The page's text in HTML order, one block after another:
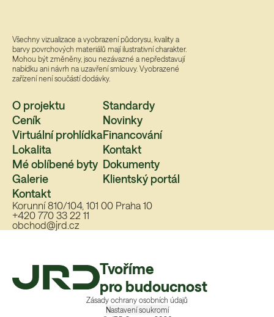
Všechny vizualizace a vyobrazení půdorysu, kvality a
barvy povrchových materiálů mají ilustrativní charakter.
Mohou být změněny, jsou nezávazné a nepředstavují
nabídku ani návrh na uzavření smlouvy. Vyobrazené
zařízení není součástí dodávky.
O projektu
Ceník
Virtuální prohlídka
Lokalita
Mé oblíbené byty
Galerie
Standardy
Novinky
Financování
Kontakt
Dokumenty
Klientský portál
Kontakt
Korunní 810/104, 101 00 Praha 10
+420 770 33 22 11
obchod@jrd.cz
Tvoříme
pro budoucnost
Zásady ochrany osobních údajů
Nastavení soukromí